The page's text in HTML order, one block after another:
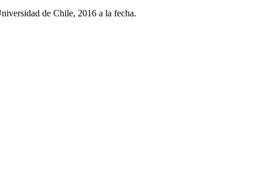
de Chile, 2016 a la fecha.